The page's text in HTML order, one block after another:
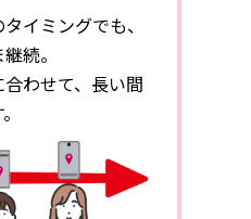
イミングでも、
続。
わせて、長い間